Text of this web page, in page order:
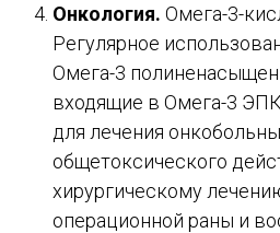
Онкология. Омега-3-
Регулярное
Омега-3
входящие в Омега-3
для лечения
общетоксического
хирургическому
операционной раны и